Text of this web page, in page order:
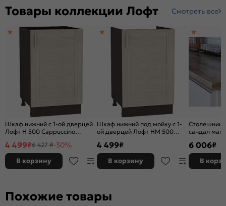
Товары коллекции Лофт Смотреть все
Шкаф нижний с 1-ой дверцей
Лофт Н 500 Cappuccino
4 499₽6 427 ₽-30%
В корзину
Шкаф нижний под мойку с 1-
ой дверцей Лофт НМ 500
4 499₽
В корзину
сандал
6 006₽
В
Похожие товары